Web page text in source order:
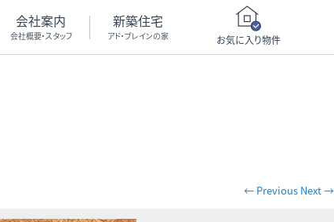
会社案内
会社概要・スタッフ
新築住宅
アド・ブレインの家 お気に入り物件
← Previous Next →